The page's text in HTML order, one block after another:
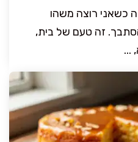
כשאני רוצה משהו
זה טעם של בית,
...